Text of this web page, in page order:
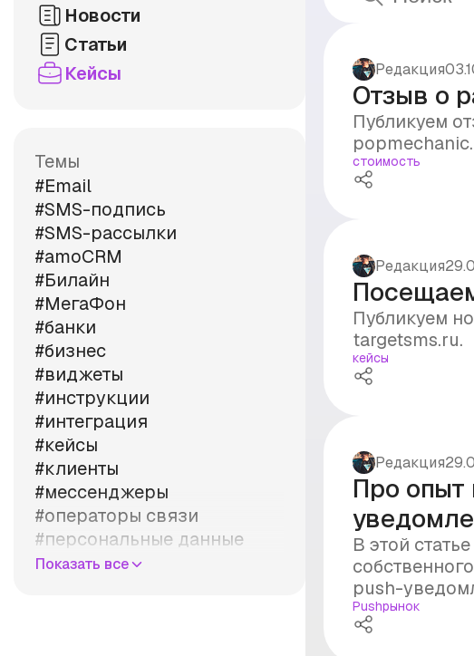
Новости
Статьи
Кейсы
Темы
#Email
#SMS-подпись
#SMS-рассылки
#amoCRM
#Билайн
#МегаФон
#банки
#бизнес
#виджеты
#инструкции
#интеграция
#кейсы
#клиенты
#мессенджеры
#операторы связи
#персональные данные
#правила
Показать все
Редакция
Отзыв о
Публикуем
стоимость
Редакция
Публикуем
targetsms.ru.
кейсы
Редакция
Про опыт
В этой
push-
Pushрынок